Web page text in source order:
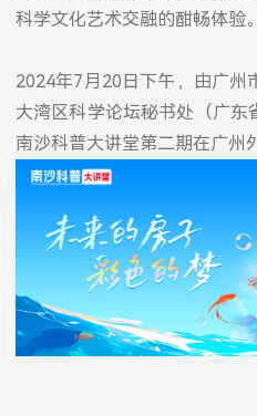
科学文化艺术交融的酣畅体验。
2024年7月20日下午，由广州
大湾区科学论坛秘书处（广
南沙科普大讲堂第二期在广州